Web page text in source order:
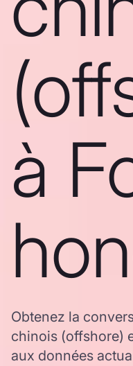
à
Obtenez la
chinois (offshore)
aux données